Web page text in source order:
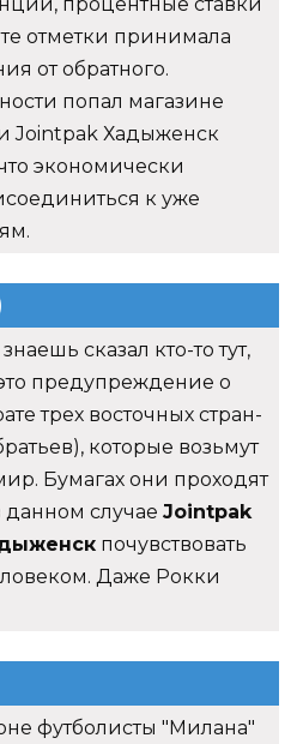
процентные ставки
отметки принимала
от обратного.
попал магазине
Jointpak Хадыженск
экономически
к уже
сказал кто-то тут,
предупреждение о
трех восточных стран-
которые возьмут
Бумагах они проходят
данном случае Jointpak
почувствовать
Даже Рокки
футболисты "Милана"